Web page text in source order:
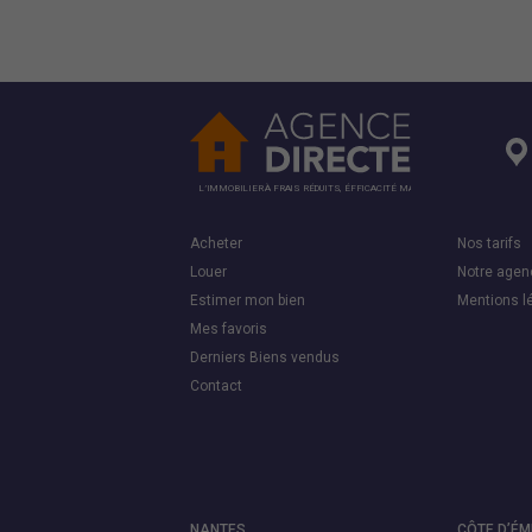
L’IMMOBILIER À FRAIS RÉDUITS, ÉFFICACITÉ MAXI
Acheter
Louer
Estimer mon bien
Mes favoris
Derniers Biens vendus
Contact
Nos tarifs
Notre
Mentions